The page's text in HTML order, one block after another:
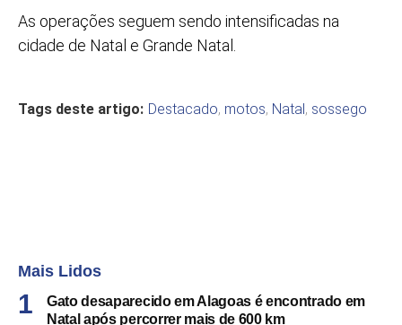
As operações seguem sendo intensificadas na
cidade de Natal e Grande Natal.
Tags deste artigo: Destacado, motos, Natal, sossego
Mais Lidos
Gato desaparecido em Alagoas é encontrado em
Natal após percorrer mais de 600 km